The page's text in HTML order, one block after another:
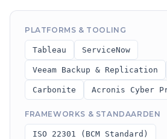
PLATFORMS & TOOLING
Tableau ServiceNow
Veeam Backup & Replication
Carbonite Acronis Cyber
FRAMEWORKS & STANDAARDEN
ISO 22301 (BCM Standard)